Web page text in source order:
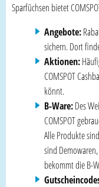
Sparfüchsen bietet
Angebote:
sichern. Dort
Aktionen:
COMSPOT
könnt.
B-Ware:Des
COMSPOT
Alle Produkte
sind
bekommt die B-